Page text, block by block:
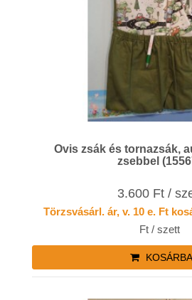
Ovis zsák és tornazsák,
zsebbel
3.600 Ft /
Törzsvásárl. ár, v. 10 e. Ft
Ft / szett
KOSÁRBA